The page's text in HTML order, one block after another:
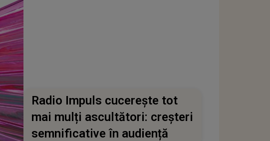
Radio Impuls cucerește tot
mai mulți ascultători: creșteri
semnificative în audiență